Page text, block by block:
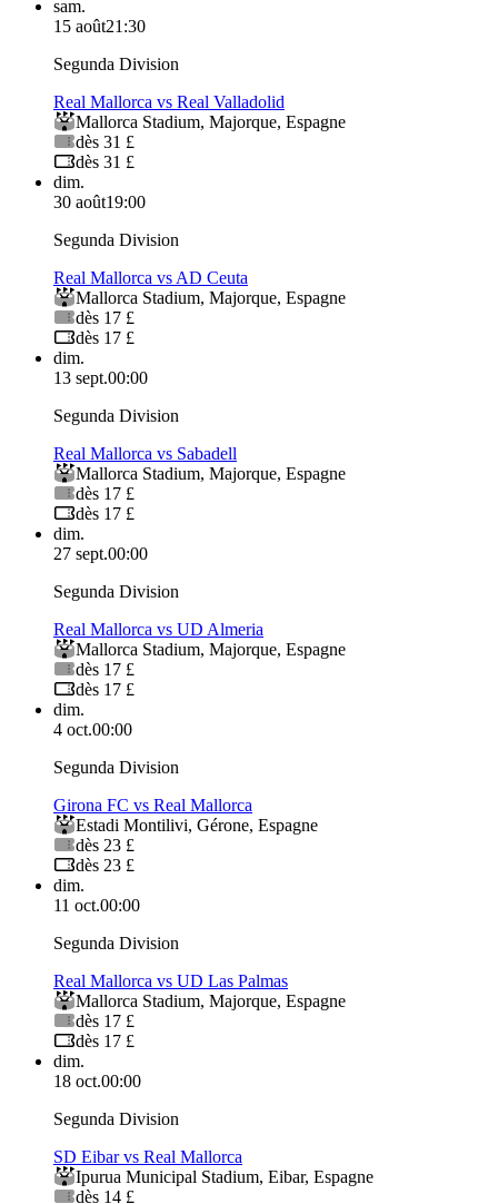
sam.
15 août21:30
Segunda Division
Real Mallorca vs Real Valladolid
Mallorca Stadium, Majorque, Espagne
dès 31 £
dès 31 £
dim.
30 août19:00
Segunda Division
Real Mallorca vs AD Ceuta
Mallorca Stadium, Majorque, Espagne
dès 17 £
dès 17 £
dim.
13 sept.00:00
Segunda Division
Real Mallorca vs Sabadell
Mallorca Stadium, Majorque, Espagne
dès 17 £
dès 17 £
dim.
27 sept.00:00
Segunda Division
Real Mallorca vs UD Almeria
Mallorca Stadium, Majorque, Espagne
dès 17 £
dès 17 £
dim.
4 oct.00:00
Segunda Division
Girona FC vs Real Mallorca
Estadi Montilivi, Gérone, Espagne
dès 23 £
dès 23 £
dim.
11 oct.00:00
Segunda Division
Real Mallorca vs UD Las Palmas
Mallorca Stadium, Majorque, Espagne
dès 17 £
dès 17 £
dim.
18 oct.00:00
Segunda Division
SD Eibar vs Real Mallorca
Ipurua Municipal Stadium, Eibar, Espagne
dès 14 £